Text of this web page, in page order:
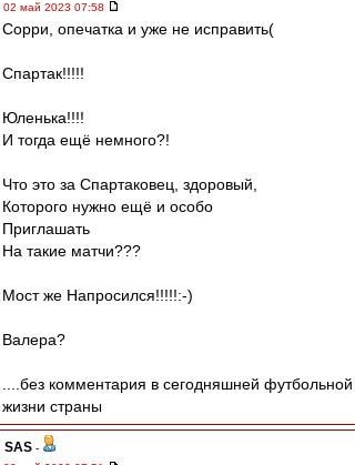
02 май 2023 07:58
Сорри, опечатка и уже не исправить(
Спартак!!!!!
Юленька!!!!
И тогда ещё немного?!
Что это за Спартаковец, здоровый,
Которого нужно ещё и особо
Приглашать
На такие матчи???
Мост же Напросился!!!!!:-)
Валера?
....без комментария в сегодняшней футбольной
жизни страны
SAS -